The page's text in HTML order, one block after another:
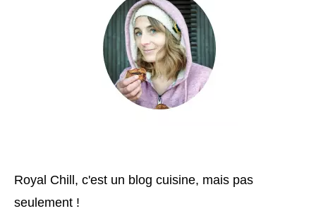
Royal Chill, c'est un blog cuisine, mais pas
seulement !